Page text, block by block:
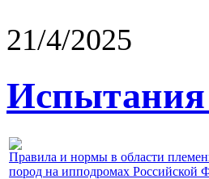
21/4/2025
Правила и нормы в области
пород на ипподромах Российской